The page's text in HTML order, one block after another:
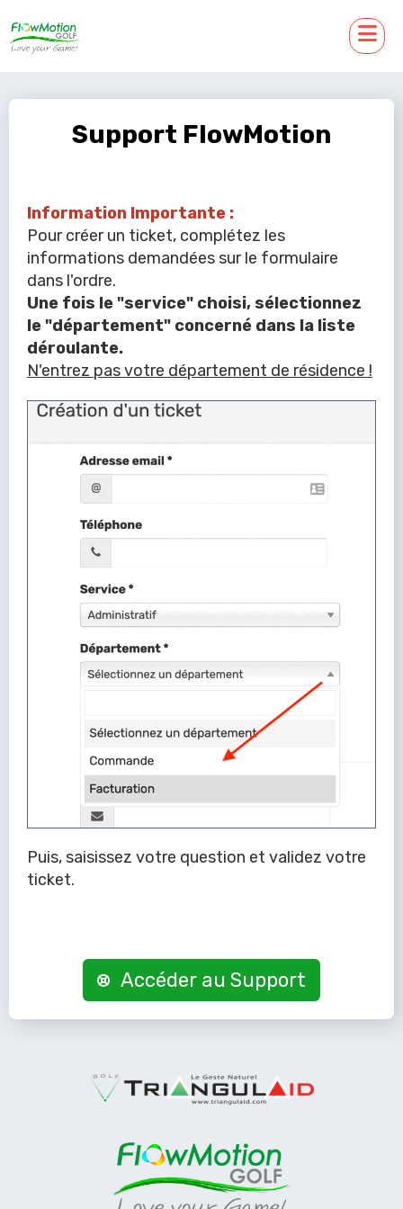
Support FlowMotion
Information Importante :
Pour créer un ticket, complétez les
informations demandées sur le formulaire
dans l'ordre.
Une fois le "service" choisi, sélectionnez
le "département" concerné dans la liste
déroulante.
N'entrez pas votre département de résidence !
Puis, saisissez votre question et validez votre
ticket.
Accéder au Support